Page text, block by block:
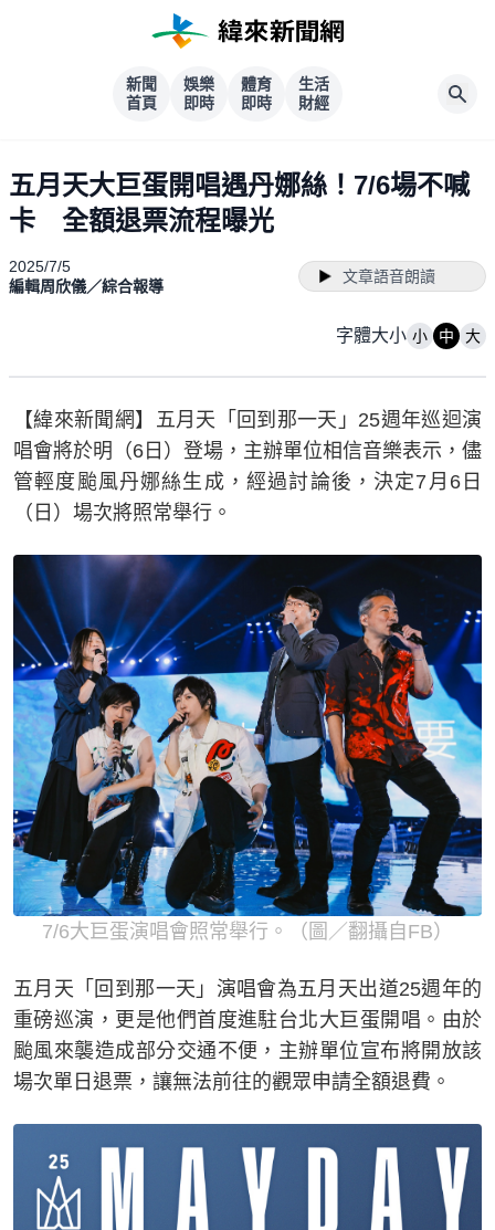
新聞
首頁
娛樂
即時
體育
即時
生活
財經
五月天大巨蛋開唱遇丹娜絲！7/6場不喊
卡 全額退票流程曝光
2025/7/5
編輯周欣儀／綜合報導
文章語音朗讀
字體大小 小 中 大
【緯來新聞網】五月天「回到那一天」25週年巡迴演
唱會將於明（6日）登場，主辦單位相信音樂表示，儘
管輕度颱風丹娜絲生成，經過討論後，決定7月6日
（日）場次將照常舉行。
7/6大巨蛋演唱會照常舉行。（圖／翻攝自FB）
五月天「回到那一天」演唱會為五月天出道25週年的
重磅巡演，更是他們首度進駐台北大巨蛋開唱。由於
颱風來襲造成部分交通不便，主辦單位宣布將開放該
場次單日退票，讓無法前往的觀眾申請全額退費。